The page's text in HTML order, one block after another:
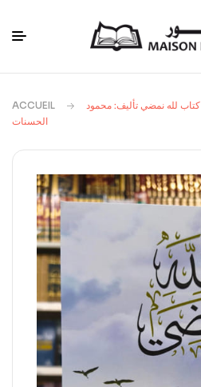
ACCUEIL
كتاب لله نمضي تأليف: محمود
الحسنات